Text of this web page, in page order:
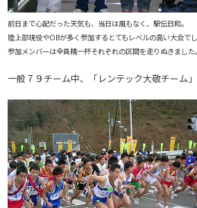
前日まで心配だった天気も、当日は風もなく、駅伝日和。
陸上部現役やOBが多く参加するとてもレベルの高い大会で
参加メンバーは全員精一杯それぞれの区間を走りぬきました。
一般７９チーム中、「レンテック大敬チーム」